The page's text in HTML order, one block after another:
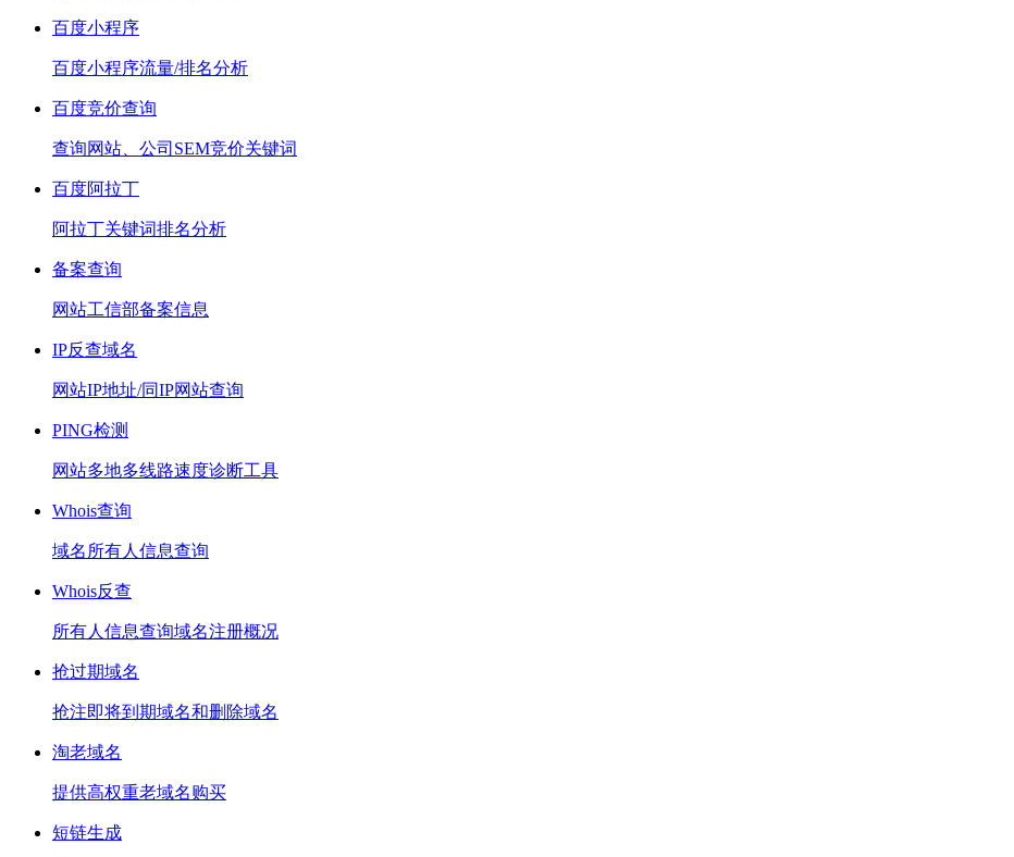
百度小程序
百度小程序流量/排名分析
百度竞价查询
查询网站、公司SEM竞价关键词
百度阿拉丁
阿拉丁关键词排名分析
备案查询
网站工信部备案信息
IP反查域名
网站IP地址/同IP网站查询
PING检测
网站多地多线路速度诊断工具
Whois查询
域名所有人信息查询
Whois反查
所有人信息查询域名注册概况
抢过期域名
抢注即将到期域名和删除域名
淘老域名
提供高权重老域名购买
短链生成